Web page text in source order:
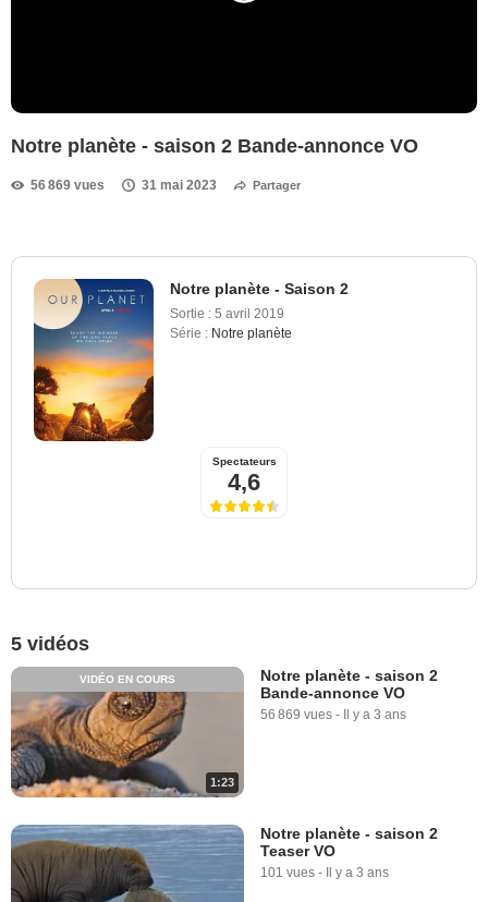
Notre planète - saison 2 Bande-annonce VO
56 869 vues 31 mai 2023 Partager
Notre planète - Saison 2
Sortie : 5 avril 2019
Série : Notre planète
Spectateurs
4,6
5 vidéos
1:23
VIDÉO EN COURS
Notre planète - saison 2
Bande-annonce VO
56 869 vues - Il y a 3 ans
Notre planète - saison 2
Teaser VO
101 vues - Il y a 3 ans